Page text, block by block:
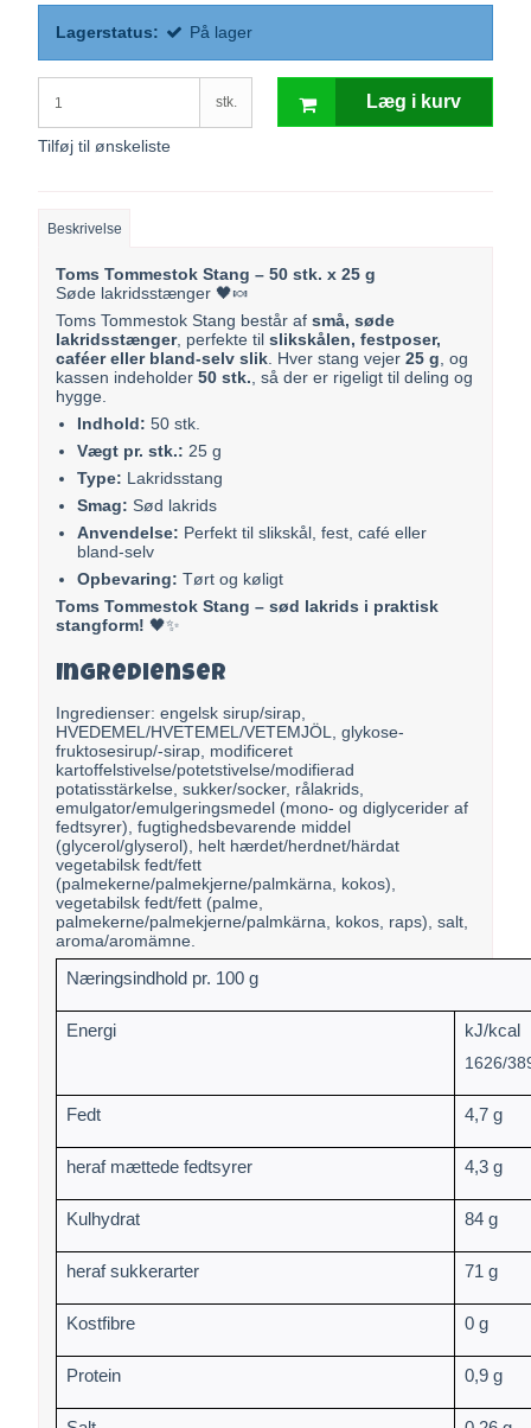
Lagerstatus: På lager
stk. Læg i kurv
Tilføj til ønskeliste
Beskrivelse
Toms Tommestok Stang – 50 stk. x 25 g
Søde lakridsstænger 🖤🍬
Toms Tommestok Stang består afsmå, søde
lakridsstænger, perfekte tilslikskålen, festposer,
caféer eller bland-selv slik . Hver stang vejer25 g , og
kassen indeholder50 stk. , så der er rigeligt til deling og
hygge.
Indhold: 50 stk.
Vægt pr. stk.: 25 g
Type: Lakridsstang
Smag: Sød lakrids
Anvendelse: Perfekt til slikskål, fest, café eller
bland-selv
Opbevaring: Tørt og køligt
Toms Tommestok Stang – sød lakrids i praktisk
stangform! 🖤✨
Ingredienser
Ingredienser: engelsk sirup/sirap,
HVEDEMEL/HVETEMEL/VETEMJÖL, glykose-
fruktosesirup/-sirap, modificeret
kartoffelstivelse/potetstivelse/modifierad
potatisstärkelse, sukker/socker, rålakrids,
emulgator/emulgeringsmedel (mono- og diglycerider af
fedtsyrer), fugtighedsbevarende middel
(glycerol/glyserol), helt hærdet/herdnet/härdat
vegetabilsk fedt/fett
(palmekerne/palmekjerne/palmkärna, kokos),
vegetabilsk fedt/fett (palme,
palmekerne/palmekjerne/palmkärna, kokos, raps), salt,
aroma/aromämne.
Næringsindhold pr. 100 g
Energi
kJ/kcal
1626/
Fedt 4,7 g
heraf mættede fedtsyrer 4,3 g
Kulhydrat 84 g
heraf sukkerarter 71 g
Kostfibre 0 g
Protein 0,9 g